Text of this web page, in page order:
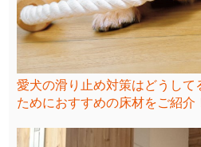
愛犬の滑り止め対策はどうして
ためにおすすめの床材をご紹介